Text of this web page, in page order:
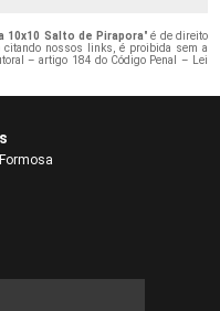
10x10 Salto de Pirapora" é de direito
citando nossos links, é proibida sem a
– artigo 184 do Código Penal –
Lei